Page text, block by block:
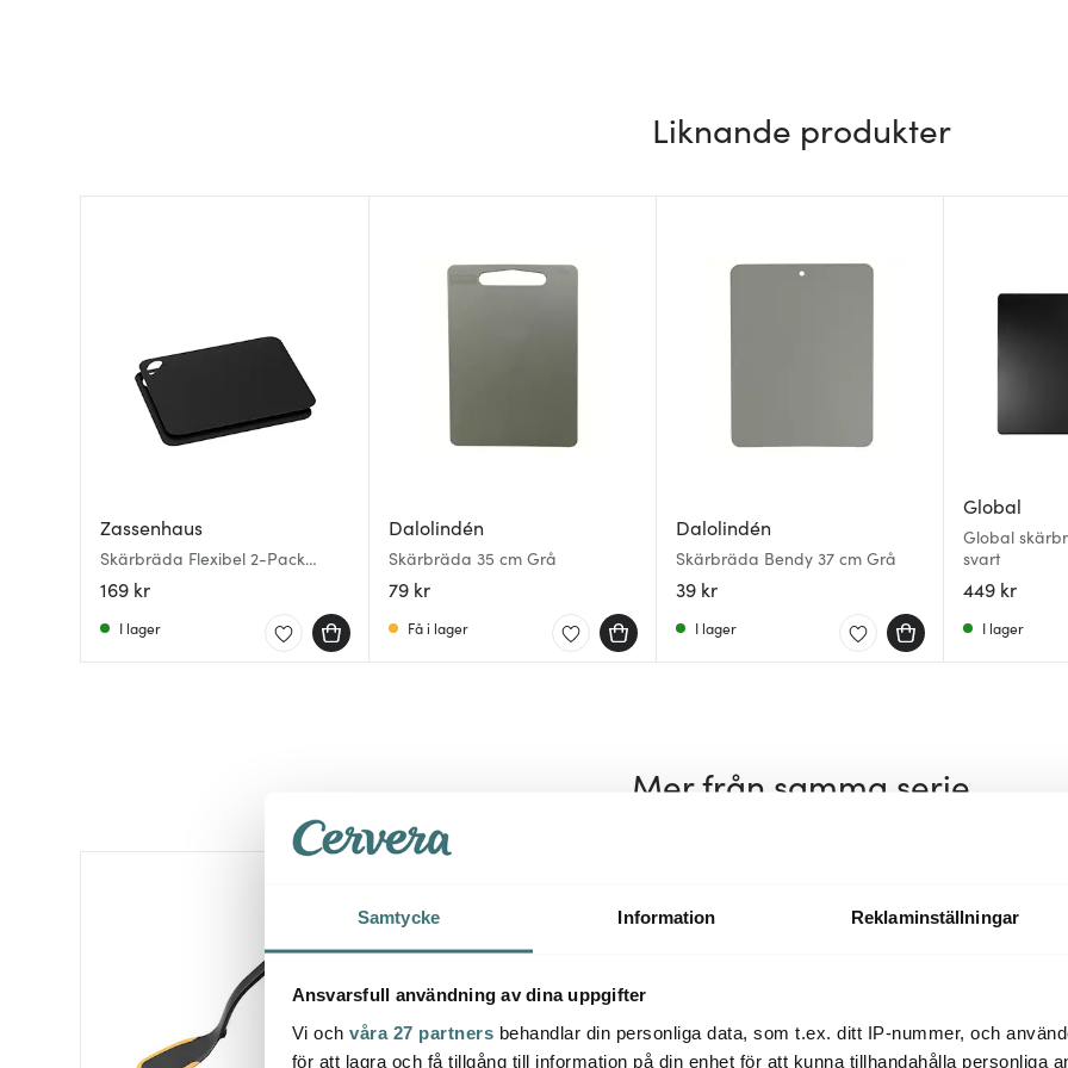
Samtycke Information Reklaminställningar
Ansvarsfull användning av dina uppgifter
Vi och våra 27 partners behandlar din personliga data, som t.ex. ditt IP-nummer, och
för att lagra och få tillgång till information på din enhet för att kunna tillhandahålla personliga
Liknande produkter
Zassenhaus
Skärbräda Flexibel 2-Pack
Svart
169 kr
I lager
Dalolindén
Skärbräda 35 cm Grå
79 kr
Få i lager
Dalolindén
Skärbräda Bendy 37 cm Grå
39 kr
I lager
Global
Global
svart
449 kr
I lager
Mer från samma serie